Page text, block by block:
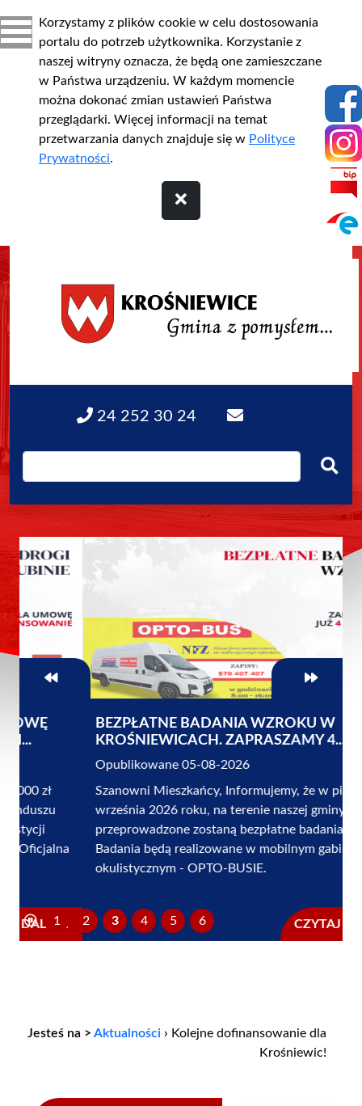
Korzystamy z plików cookie w celu dostosowania
portalu do potrzeb użytkownika. Korzystanie z
naszej witryny oznacza, że będą one zamieszczane
w Państwa urządzeniu. W każdym momencie
można dokonać zmian ustawień Państwa
przeglądarki. Więcej informacji na temat
przetwarzania danych znajduje się w Polityce
Prywatności.
24 252 30 24
BEZPŁATNE BADANIA WZROKU W
KROŚNIEWICACH. ZAPRASZAMY 4...
Opublikowane 05-08-2026
Szanowni Mieszkańcy, Informujemy, że w piątek, 4
września 2026 roku, na terenie naszej gminy
przeprowadzone zostaną bezpłatne badania wzroku.
Badania będą realizowane w mobilnym gabinecie
okulistycznym - OPTO-BUSIE.
CZYTAJ DALEJ...
1 2 3 4 5 6
Jesteś na > Aktualności › Kolejne dofinansowanie dla
Krośniewic!